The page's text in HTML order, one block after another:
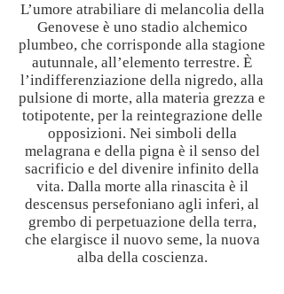
L’umore atrabiliare di melancolia della
Genovese è uno stadio alchemico
plumbeo, che corrisponde alla stagione
autunnale, all’elemento terrestre. È
l’indifferenziazione della nigredo, alla
pulsione di morte, alla materia grezza e
totipotente, per la reintegrazione delle
opposizioni. Nei simboli della
melagrana e della pigna è il senso del
sacrificio e del divenire infinito della
vita. Dalla morte alla rinascita è il
descensus persefoniano agli inferi, al
grembo di perpetuazione della terra,
che elargisce il nuovo seme, la nuova
alba della coscienza.